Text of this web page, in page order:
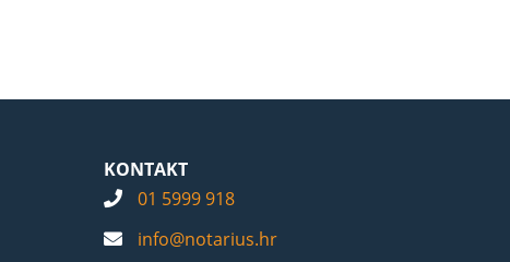
KONTAKT
01 5999 918
info@notarius.hr